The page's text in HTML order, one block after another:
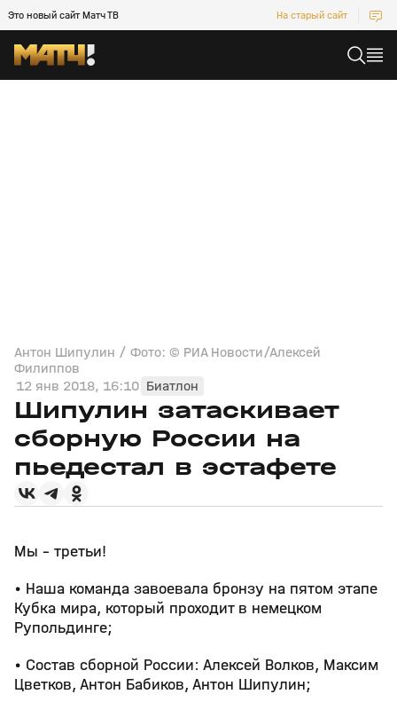
Это новый сайт Матч ТВ На старый сайт
Антон Шипулин / Фото: © РИА Новости/Алексей
Филиппов
12 янв 2018, 16:10 Биатлон
Шипулин затаскивает
сборную России на
пьедестал в эстафете
Мы - третьи!
• Наша команда завоевала бронзу на пятом этапе
Кубка мира, который проходит в немецком
Рупольдинге;
• Состав сборной России: Алексей Волков, Максим
Цветков, Антон Бабиков, Антон Шипулин;